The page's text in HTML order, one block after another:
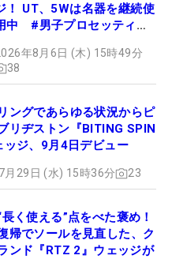
！ UT、5Wは名器を継続使
中 #男子プロセッティン
年8月6日 (木) 15時49分
38
ングであらゆる状況からピ
リヂストン『BITING SPIN
ッジ、9月4日デビュー
月29日 (水) 15時36分 23
く使える”点をべた褒め！
帰でソールを見直した、ク
ンド『RTZ 2』ウェッジが